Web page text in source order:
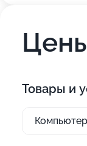
Товары и